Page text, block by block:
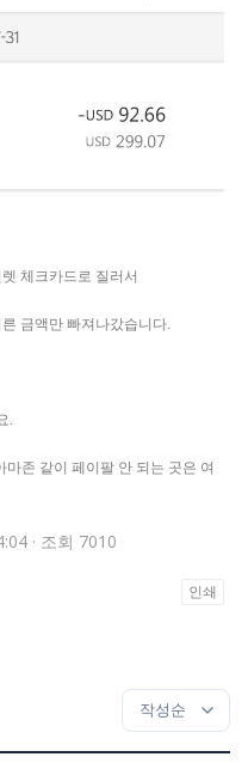
체크카드로 질러서
금액만 빠져나갔습니다.
.
존 같이 페이팔 안 되는 곳은 여
· 조회 7010
인쇄